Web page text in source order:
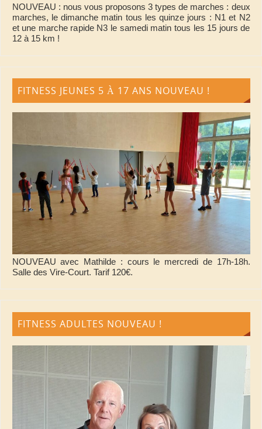
NOUVEAU : nous vous proposons 3 types de marches : deux
marches, le dimanche matin tous les quinze jours : N1 et N2
et une marche rapide N3 le samedi matin tous les 15 jours de
12 à 15 km !
FITNESS JEUNES 5 À 17 ANS NOUVEAU !
NOUVEAU avec Mathilde : cours le mercredi de 17h-18h.
Salle des Vire-Court. Tarif 120€.
FITNESS ADULTES NOUVEAU !